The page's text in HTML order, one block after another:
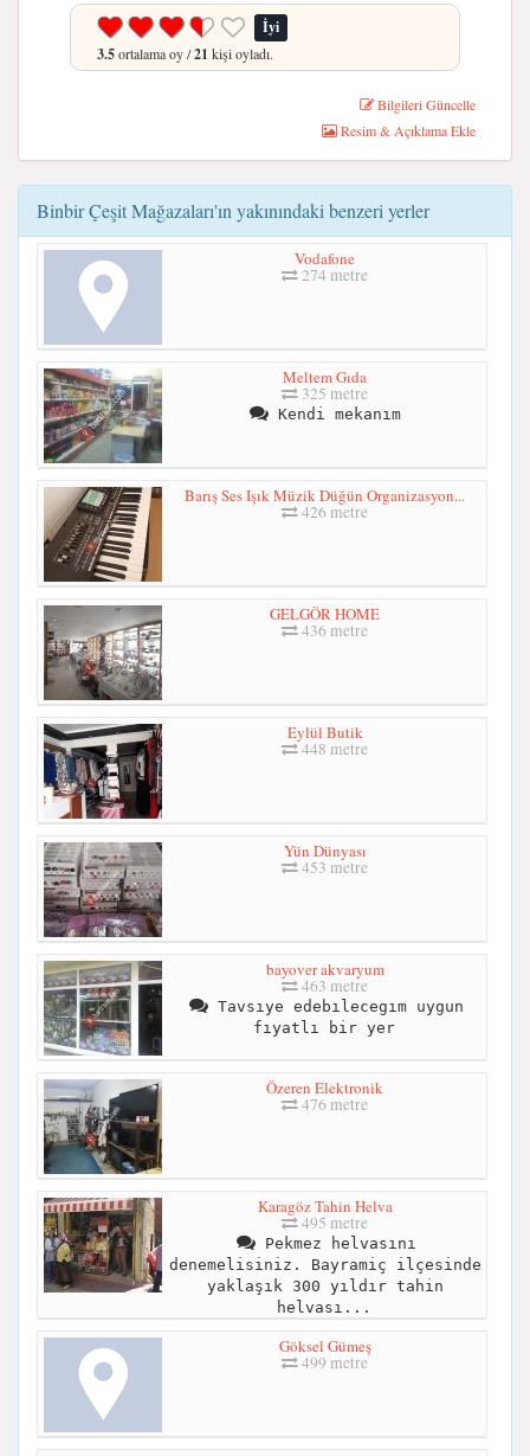
İyi
3.5ortalama oy /21 kişi oyladı.
Bilgileri Güncelle
Resim & Açıklama Ekle
Binbir Çeşit Mağazaları'ın yakınındaki benzeri yerler
Vodafone
274 metre
Meltem Gıda
325 metre
Kendi mekanım
Barış Ses Işık Müzik Düğün Organizasyon...
426 metre
GELGÖR HOME
436 metre
Eylül Butik
448 metre
Yün Dünyası
453 metre
bayover akvaryum
463 metre
Tavsıye edebılecegım uygun
fıyatlı bir yer
Özeren Elektronik
476 metre
Karagöz Tahin Helva
495 metre
Pekmez helvasını
denemelisiniz. Bayramiç ilçesinde
yaklaşık 300 yıldır tahin
helvası...
Göksel Gümeş
499 metre